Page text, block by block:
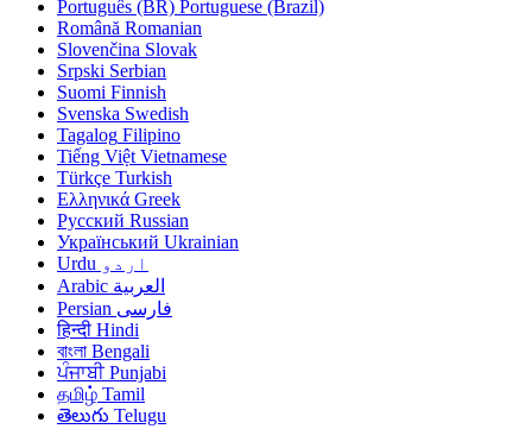
Português (BR) Portuguese (Brazil)
Română Romanian
Slovenčina Slovak
Srpski Serbian
Suomi Finnish
Svenska Swedish
Tagalog Filipino
Tiếng Việt Vietnamese
Türkçe Turkish
Ελληνικά Greek
Русский Russian
Український Ukrainian
اردو Urdu
العربية Arabic
فارسی Persian
हिन्दी Hindi
বাংলা Bengali
ਪੰਜਾਬੀ Punjabi
தமிழ் Tamil
తెలుగు Telugu